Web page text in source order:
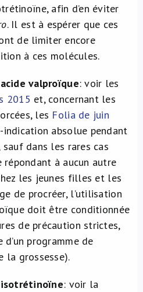
afin d’en éviter
. Il est à espérer que ces
de limiter encore
à ces molécules.
acide valproïque: voir les
2015 et, concernant les
les Folia de juin
indication absolue pendant
sauf dans les rares cas
répondant à aucun autre
les jeunes filles et les
de procréer, l’utilisation
doit être conditionnée
de précaution strictes,
programme de
la grossesse).
isotrétinoïne: voir la